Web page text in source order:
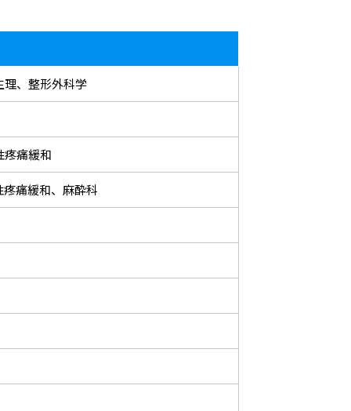
理、整形外科学
疼痛緩和
痛緩和、麻酔科